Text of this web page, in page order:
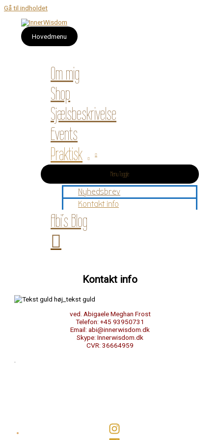
Gå til indholdet
Hovedmenu
Om mig
Shop
Sjælsbeskrivelse
Events
Praktisk
Menu Toggle
Nyhedsbrev
Kontakt info
Abi’s Blog
Kontakt info
ved. Abigaele Meghan Frost
Telefon: +45 93950731
Email: abi@innerwisdom.dk
Skype: Innerwisdom.dk
CVR: 36664959